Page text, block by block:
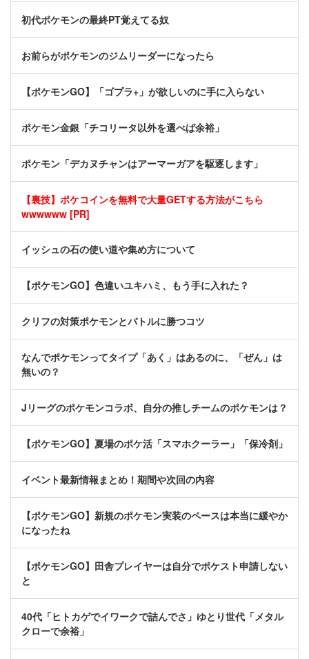
初代ポケモンの最終PT覚えてる奴
お前らがポケモンのジムリーダーになったら
【ポケモンGO】「ゴプラ+」が欲しいのに手に入らない
ポケモン金銀「チコリータ以外を選べば余裕」
ポケモン「デカヌチャンはアーマーガアを駆逐します」
【裏技】ポケコインを無料で大量GETする方法がこちら
wwwwww [PR]
イッシュの石の使い道や集め方について
【ポケモンGO】色違いユキハミ、もう手に入れた？
クリフの対策ポケモンとバトルに勝つコツ
なんでポケモンってタイプ「あく」はあるのに、「ぜん」は
無いの？
Jリーグのポケモンコラボ、自分の推しチームのポケモンは？
【ポケモンGO】夏場のポケ活「スマホクーラー」「保冷剤」
イベント最新情報まとめ！期間や次回の内容
【ポケモンGO】新規のポケモン実装のペースは本当に緩やか
になったね
【ポケモンGO】田舎プレイヤーは自分でポケスト申請しない
と
40代「ヒトカゲでイワークで詰んでさ」ゆとり世代「メタル
クローで余裕」